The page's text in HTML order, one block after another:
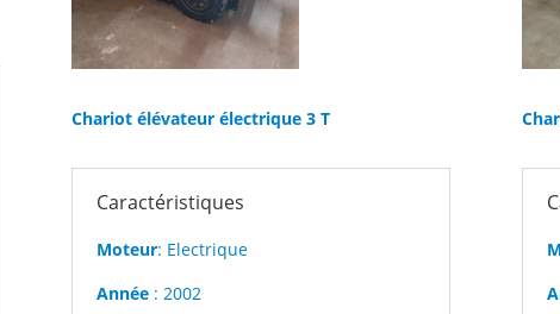
Chariot élévateur électrique 3 T
Caractéristiques
Moteur: Electrique
Année: 2002